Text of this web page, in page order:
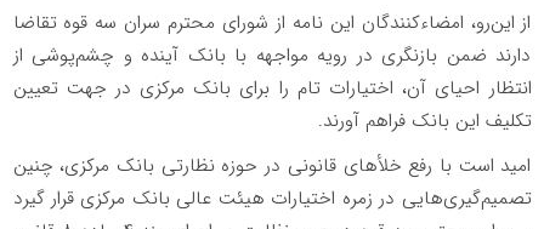
از این‌رو، امضاءکنندگان این نامه از شورای محترم سران سه قوه تقاضا
دارند ضمن بازنگری در رویه مواجهه با بانک آینده و چشم‌پوشی از
انتظار احیای آن، اختیارات تام را برای بانک مرکزی در جهت تعیین
تکلیف این بانک فراهم آورند.
امید است با رفع خلأهای قانونی در حوزه نظارتی بانک مرکزی، چنین
تصمیم‌گیری‌هایی در زمره اختیارات هیئت عالی بانک مرکزی قرار گیرد